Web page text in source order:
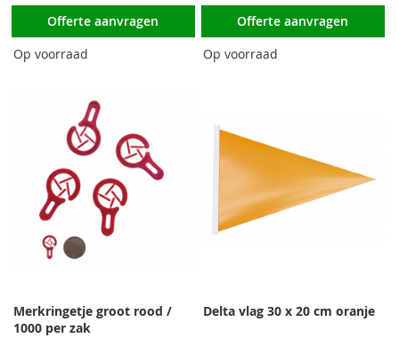
Offerte aanvragen
Op voorraad
Offerte aanvragen
Op voorraad
Merkringetje groot rood /
1000 per zak
Delta vlag 30 x 20 cm oranje